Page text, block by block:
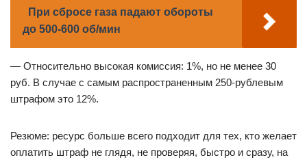
При сбросе газа падают обороты
до 500-600 об/мин
— Относительно высокая комиссия: 1%, но не менее 30
руб. В случае с самым распространенным 250-рублевым
штрафом это 12%.
Резюме: ресурс больше всего подходит для тех, кто желает
оплатить штраф не глядя, не проверяя, быстро и сразу, на